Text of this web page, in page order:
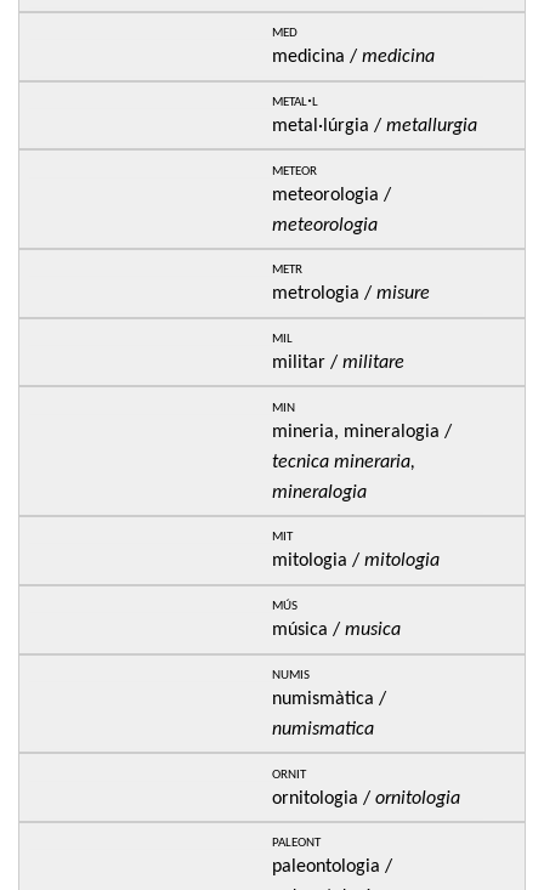
med
medicina / medicina
metal·l
metal·lúrgia / metallurgia
meteor
meteorologia /
meteorologia
metr
metrologia / misure
mil
militar / militare
min
mineria, mineralogia /
tecnica mineraria,
mineralogia
mit
mitologia / mitologia
mús
música / musica
numis
numismàtica /
numismatica
ornit
ornitologia / ornitologia
paleont
paleontologia /